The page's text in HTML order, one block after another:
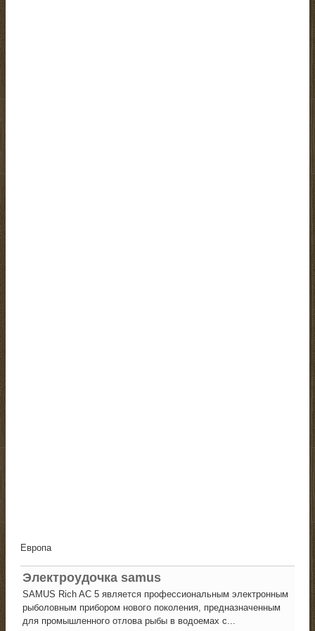
Европа
Электроудочка samus
SAMUS Rich AC 5 является профессиональным электронным
рыболовным прибором нового поколения, предназначенным
для промышленного отлова рыбы в водоемах с...